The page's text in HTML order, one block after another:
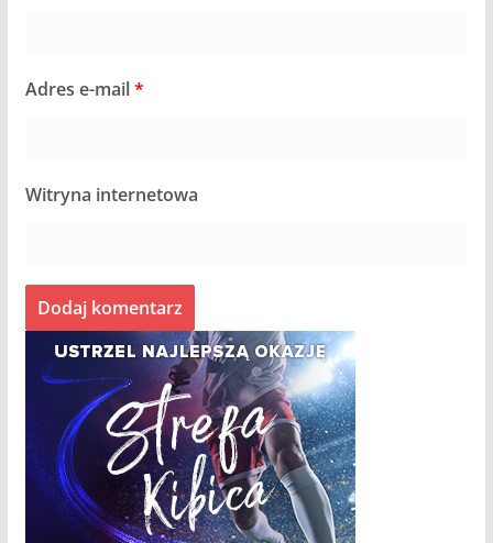
Adres e-mail*
Witryna internetowa